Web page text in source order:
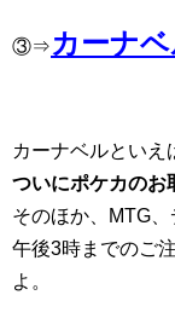
③⇒ カーナ
カーナベルといえ
ついにポケカのお
そのほか、MTG、
午後3時までのご
よ。